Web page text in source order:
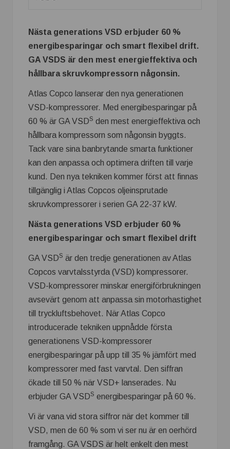
Nästa generations VSD erbjuder 60 %
energibesparingar och smart flexibel drift.
GA VSDS är den mest energieffektiva och
hållbara skruvkompressorn någonsin.
Atlas Copco lanserar den nya generationen
VSD-kompressorer. Med energibesparingar på
60 % är GA VSDS den mest energieffektiva och
hållbara kompressorn som någonsin byggts.
Tack vare sina banbrytande smarta funktioner
kan den anpassa och optimera driften till varje
kund. Den nya tekniken kommer först att finnas
tillgänglig i Atlas Copcos oljeinsprutade
skruvkompressorer i serien GA 22-37 kW.
Nästa generations VSD erbjuder 60 %
energibesparingar och smart flexibel drift
GA VSDS är den tredje generationen av Atlas
Copcos varvtalsstyrda (VSD) kompressorer.
VSD-kompressorer minskar energiförbrukningen
avsevärt genom att anpassa sin motorhastighet
till tryckluftsbehovet. När Atlas Copco
introducerade tekniken uppnådde första
generationens VSD-kompressorer
energibesparingar på upp till 35 % jämfört med
kompressorer med fast varvtal. Den siffran
ökade till 50 % när VSD+ lanserades. Nu
erbjuder GA VSDS energibesparingar på 60 %.
Vi är vana vid stora siffror när det kommer till
VSD, men de 60 % som vi ser nu är en oerhörd
framgång. GA VSDS är helt enkelt den mest